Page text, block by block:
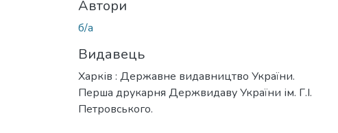
Автори
б/а
Видавець
Харків : Державне видавництво України.
Перша друкарня Держвидаву України ім. Г.І.
Петровського.